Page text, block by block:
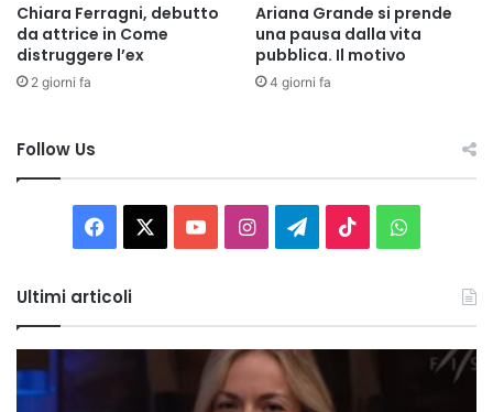
Chiara Ferragni, debutto
da attrice in Come
distruggere l’ex
2 giorni fa
Ariana Grande si prende
una pausa dalla vita
pubblica. Il motivo
4 giorni fa
Follow Us
Facebook You InstagramTelegram
TikTok
Ultimi articoli